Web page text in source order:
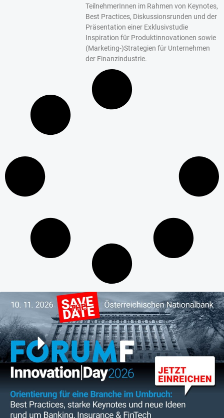
TeilnehmerInnen im Rahmen von Keynotes,
Best Practices, Diskussionsrunden und der
Präsentation einer Exklusivstudie
Inspiration für Produktinnovationen sowie
(Marketing-)Strategien für Unternehmen
der Finanzindustrie.